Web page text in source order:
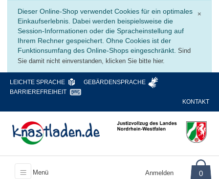
×
Dieser Online-Shop verwendet Cookies für ein optimales
Einkaufserlebnis. Dabei werden beispielsweise die
Session-Informationen oder die Spracheinstellung auf
Ihrem Rechner gespeichert. Ohne Cookies ist der
Funktionsumfang des Online-Shops eingeschränkt. Sind
Sie damit nicht einverstanden, klicken Sie bitte hier.
LEICHTE SPRACHE
GEBÄRDENSPRACHE
BARRIEREFREIHEIT
KONTAKT
Menü Anmelden 0